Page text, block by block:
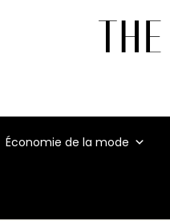
Économie de la mode